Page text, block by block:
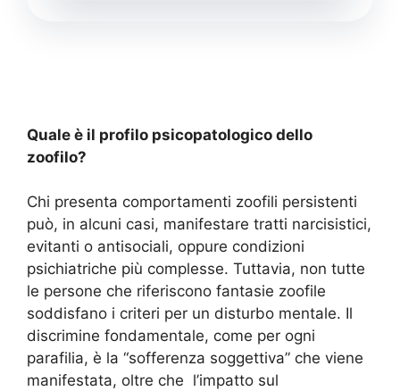
Quale è il profilo psicopatologico dello
zoofilo?
Chi presenta comportamenti zoofili persistenti
può, in alcuni casi, manifestare tratti narcisistici,
evitanti o antisociali, oppure condizioni
psichiatriche più complesse. Tuttavia, non tutte
le persone che riferiscono fantasie zoofile
soddisfano i criteri per un disturbo mentale. Il
discrimine fondamentale, come per ogni
parafilia, è la “sofferenza soggettiva” che viene
manifestata, oltre che l’impatto sul